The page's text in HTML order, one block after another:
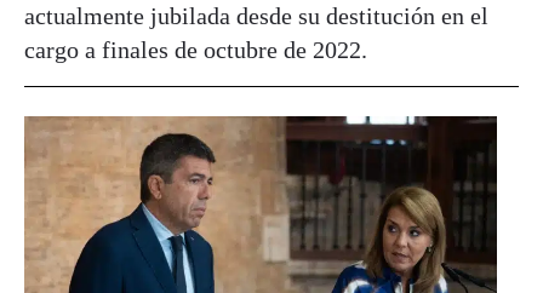
actualmente jubilada desde su destitución en el
cargo a finales de octubre de 2022.